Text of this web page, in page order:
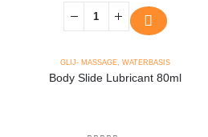
GLIJ- MASSAGE, WATERBASIS
Body Slide Lubricant 80ml